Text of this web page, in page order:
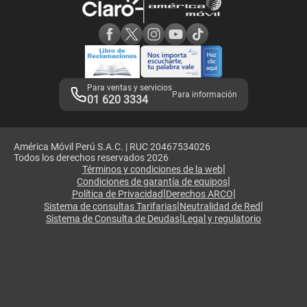
Adquirientes iPhone 6, 6S y SE
Mensaje de Seguridad
Términos y Condiciones de Tienda Claro
Libro de Reclamaciones
Legales de marketplace
Para ventas y servicios
01 620 3334 Para información
América Móvil Perú S.A.C. | RUC 20467534026
Todos los derechos reservados 2026
Términos y condiciones de la web|
Condiciones de garantía de equipos|
Política de Privacidad|Derechos ARCO|
Sistema de consultas Tarifarias|Neutralidad de Red|
Sistema de Consulta de Deudas|Legal y regulatorio